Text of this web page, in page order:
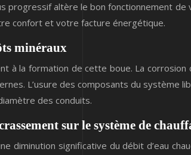
progressif altère le bon fonctionnement
confort et votre facture énergétique.
minéraux
à la formation de cette boue. La
L’usure des composants du système
des conduits.
sur le système de
diminution significative du débit d’eau